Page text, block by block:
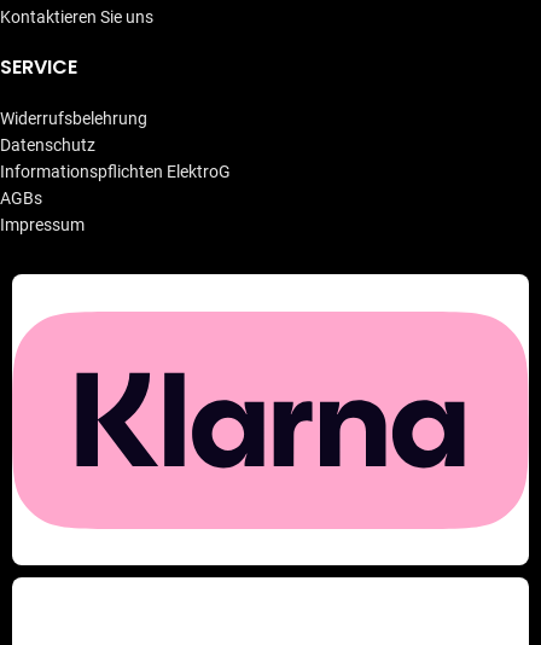
Kontaktieren Sie uns
SERVICE
Widerrufsbelehrung
Datenschutz
Informationspflichten ElektroG
AGBs
Impressum